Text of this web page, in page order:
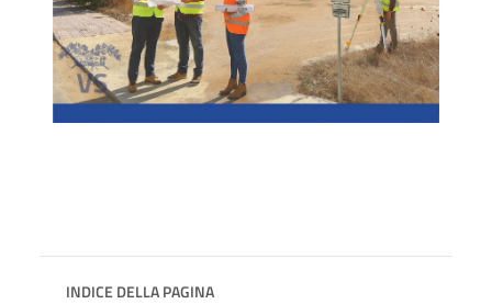
INDICE DELLA PAGINA